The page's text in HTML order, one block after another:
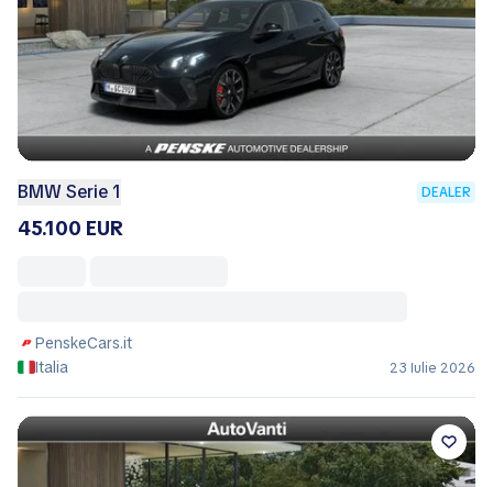
BMW Serie 1 DEALER
45.100 EUR
PenskeCars.it
Italia
23 Iulie 2026